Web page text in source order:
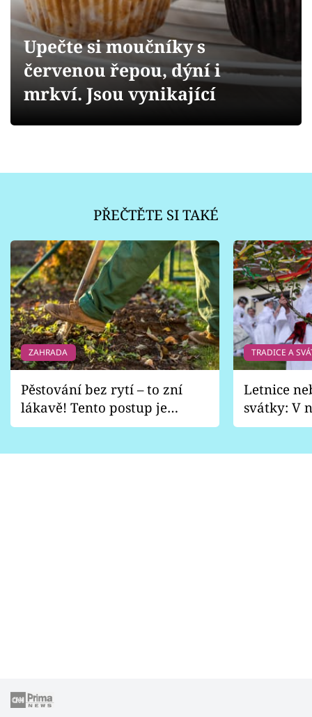
Přihlášení
Sledujte nás
Upečte si moučníky s
červenou řepou, dýní i
mrkví. Jsou vynikající
PŘEČTĚTE SI TAKÉ
ZAHRADA
Pěstování bez rytí – to zní
lákavě! Tento postup je
vhodný jen pro některé
TRADICE A
Letnice
svátky: V
pondělí